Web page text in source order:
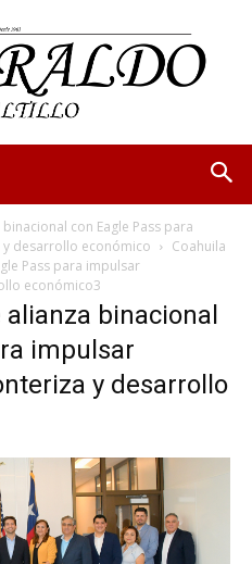
con Eagle Pass para
desarrollo económico
Coahuila
Pass para impulsar
económico3
binacional
impulsar
y desarrollo